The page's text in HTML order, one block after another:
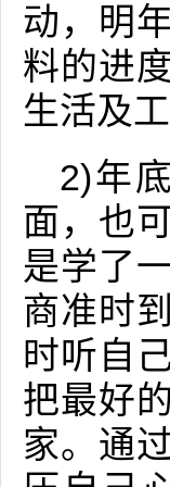
动，明
料的进
生活及
2)年
面，也
是学了
商准时
时听自
把最好
家。通